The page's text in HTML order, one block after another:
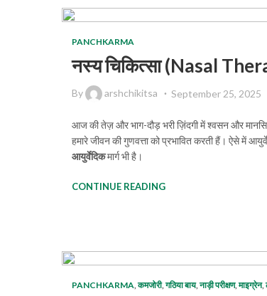
PANCHKARMA
नस्य चिकित्सा (Nasal
By arshchikitsa September 25, 2025
आज की तेज़ और भाग-दौड़ भरी ज़िंदगी में श्वसन और
हमारे जीवन की गुणवत्ता को प्रभावित करती हैं। ऐसे में
आयुर्वेदिकमार्ग भी है।
CONTINUE READING
PANCHKARMA ,कमजोरी,गठिया बाय,नाड़ी परीक्षण,माइग्रेन,